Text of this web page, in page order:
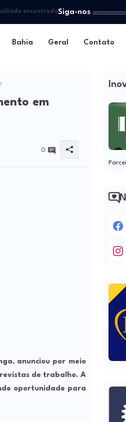
encontradoSiga-nos
Bahia Geral Contato
em
0
anunciou por meio
de trabalho. A
oportunidade para